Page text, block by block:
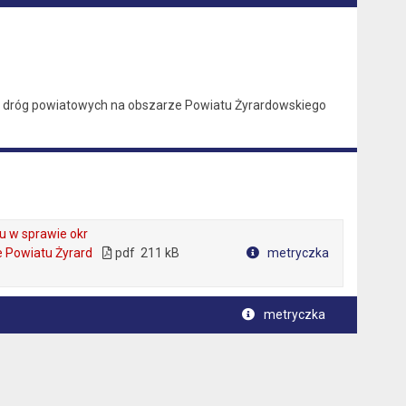
powiatowych na obszarze Powiatu Żyrardowskiego
w sprawie okr
Powiatu Żyrard
pdf 211 kB metryczka
metryczka